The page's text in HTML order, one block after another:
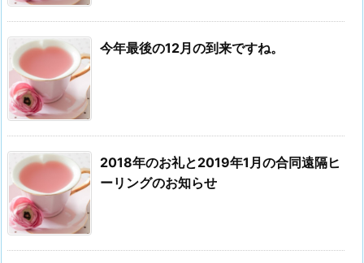
今年最後の12月の到来ですね。
2018年のお礼と2019年1月の合同遠隔ヒ
ーリングのお知らせ